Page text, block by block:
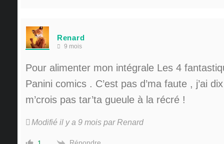
Renard
9 mois
Pour alimenter mon intégrale Les 4
Panini comics . C’est pas d’ma faute , j’ai
m’crois pas tar’ta gueule à la récré !
Modifié il y a 9 mois par Renard